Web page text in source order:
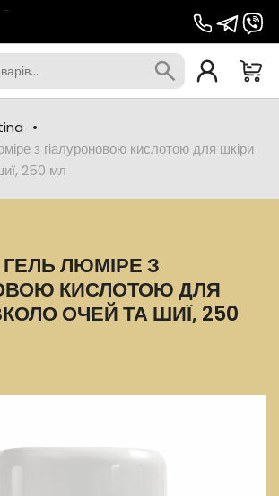
з гіалуроновою кислотою для шкіри
250 мл
ГЕЛЬ ЛЮМІРЕ З
КИСЛОТОЮ ДЛЯ
ОЧЕЙ ТА ШИЇ, 250